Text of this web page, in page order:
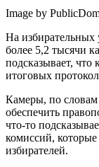
Image by
На избирательных
более 5,2 тысячи
подсказывает,
итоговых
Камеры, по
обеспечить
что-то
комиссий,
избирателей.